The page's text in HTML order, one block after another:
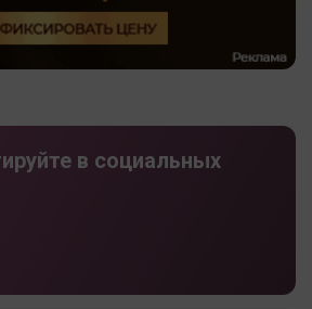
в социальных